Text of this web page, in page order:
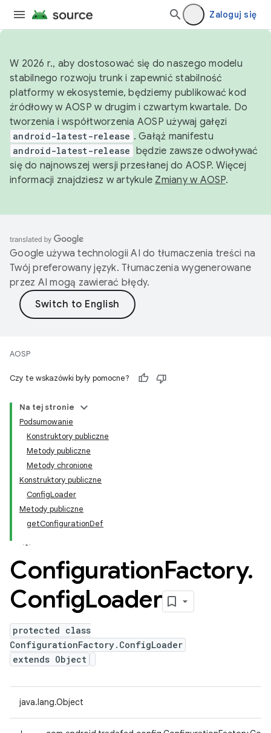
Zaloguj się
W 2026 r., aby dostosować się do naszego modelu
stabilnego rozwoju trunk i zapewnić stabilność
platformy w ekosystemie, będziemy publikować kod
źródłowy w AOSP w drugim i czwartym kwartale. Do
tworzenia i współtworzenia AOSP używaj gałęzi
android-latest-release . Gałąź manifestu
android-latest-release będzie zawsze odwoływać
się do najnowszej wersji przesłanej do AOSP. Więcej
informacji znajdziesz w artykule Zmiany w AOSP.
Google używa technologii AI do tłumaczenia treści na
Twój preferowany język. Tłumaczenia wygenerowane
przez AI mogą zawierać błędy.
AOSP
Czy te wskazówki były pomocne?
Na tej stronie
Podsumowanie
Konstruktory publiczne
Metody publiczne
Metody chronione
Konstruktory publiczne
ConfigLoader
Metody publiczne
getConfigurationDef
ConfigurationFactory.
ConfigLoader
protected class
ConfigurationFactory.ConfigLoader
extends Object
java.lang.Object